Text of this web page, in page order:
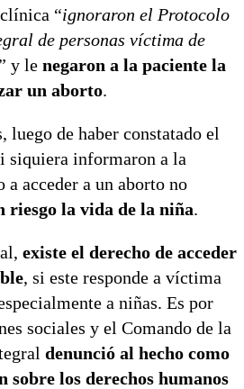
“ignoraron el Protocolo
de personas víctima de
y le negaron a la paciente la
un aborto.
luego de haber constatado el
siquiera informaron a la
acceder a un aborto no
riesgo la vida de la niña.
existe el derecho de acceder
, si este responde a víctima
a niñas. Es por
sociales y el Comando de la
denunció al hecho como
sobre los derechos humanos